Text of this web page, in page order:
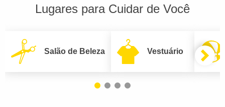
Lugares para Cuidar de Você
Salão de Beleza Vestuário